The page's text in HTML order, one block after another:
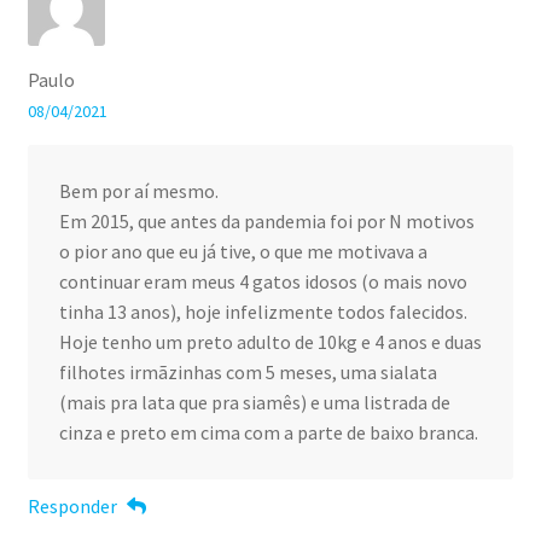
Paulo
08/04/2021
Bem por aí mesmo.
Em 2015, que antes da pandemia foi por N motivos
o pior ano que eu já tive, o que me motivava a
continuar eram meus 4 gatos idosos (o mais novo
tinha 13 anos), hoje infelizmente todos falecidos.
Hoje tenho um preto adulto de 10kg e 4 anos e duas
filhotes irmãzinhas com 5 meses, uma sialata
(mais pra lata que pra siamês) e uma listrada de
cinza e preto em cima com a parte de baixo branca.
Responder